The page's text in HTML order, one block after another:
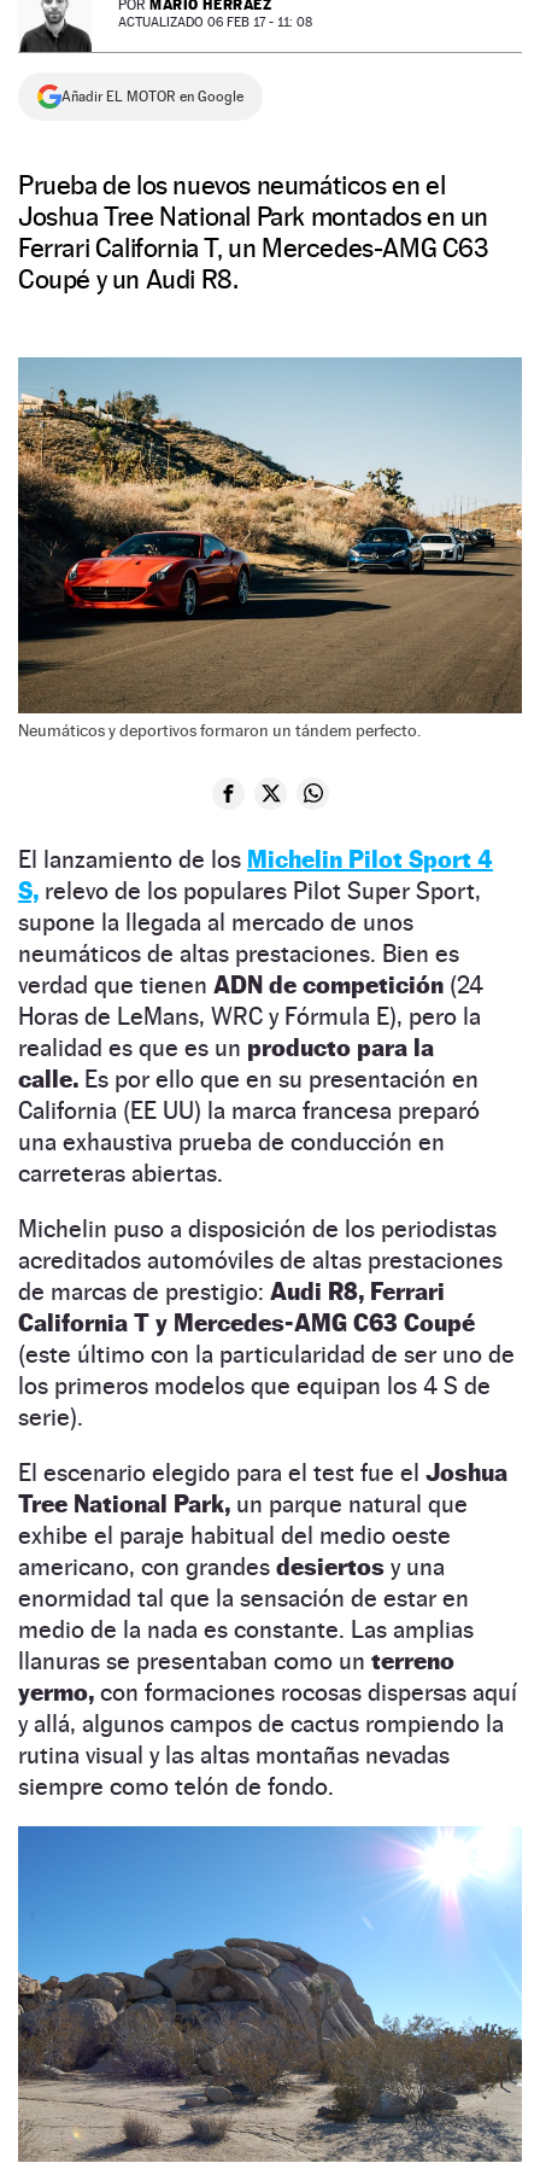
NEWSLETTER
SÍGUENOS
POR MARIO HERRÁEZ
ACTUALIZADO 06 FEB 17 - 11: 08
Añadir EL MOTOR en Google
Prueba de los nuevos neumáticos en el
Joshua Tree National Park montados en un
Ferrari California T, un Mercedes-AMG C63
Coupé y un Audi R8.
Neumáticos y deportivos formaron un tándem perfecto.
El lanzamiento de los Michelin Pilot Sport 4
S, relevo de los populares Pilot Super Sport,
supone la llegada al mercado de unos
neumáticos de altas prestaciones. Bien es
verdad que tienen ADN de competición (24
Horas de LeMans, WRC y Fórmula E), pero la
realidad es que es un producto para la
calle. Es por ello que en su presentación en
California (EE UU) la marca francesa preparó
una exhaustiva prueba de conducción en
carreteras abiertas.
Michelin puso a disposición de los periodistas
acreditados automóviles de altas prestaciones
de marcas de prestigio: Audi R8, Ferrari
California T y Mercedes-AMG C63 Coupé
(este último con la particularidad de ser uno de
los primeros modelos que equipan los 4 S de
serie).
El escenario elegido para el test fue el Joshua
Tree National Park, un parque natural que
exhibe el paraje habitual del medio oeste
americano, con grandes desiertos y una
enormidad tal que la sensación de estar en
medio de la nada es constante. Las amplias
llanuras se presentaban como un terreno
yermo, con formaciones rocosas dispersas aquí
y allá, algunos campos de cactus rompiendo la
rutina visual y las altas montañas nevadas
siempre como telón de fondo.